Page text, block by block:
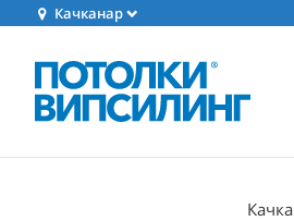
Качканар